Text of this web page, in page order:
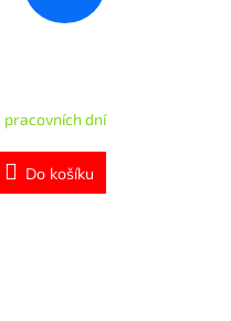
pracovních dní
Do košíku